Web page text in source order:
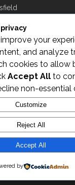
your
and analyze
cookies to allow
Accept All to
non-essential
Customize
Reject All
Accept All
by